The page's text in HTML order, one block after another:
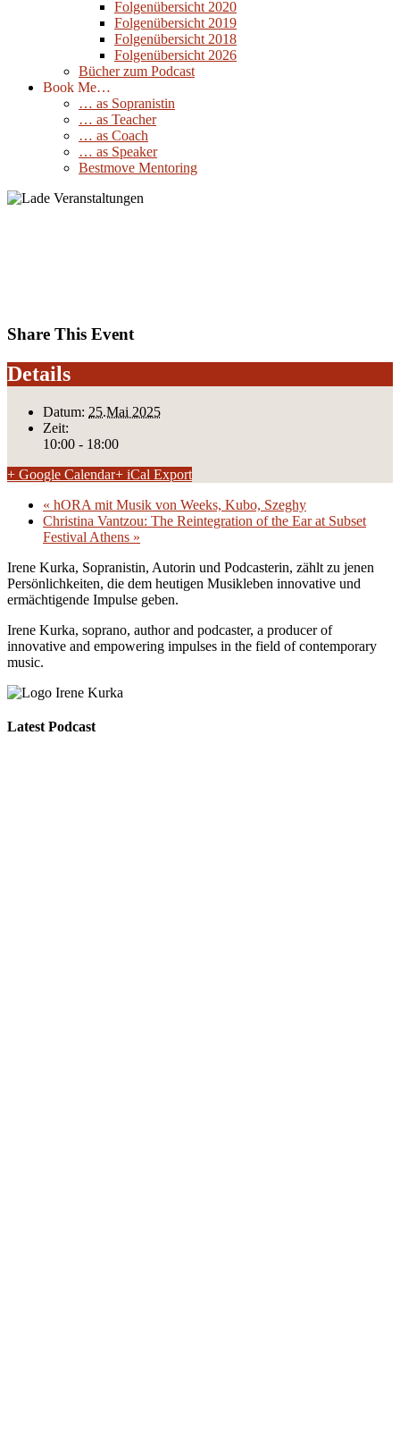
Folgenübersicht 2020
Folgenübersicht 2019
Folgenübersicht 2018
Folgenübersicht 2026
Bücher zum Podcast
Book Me…
… as Sopranistin
… as Teacher
… as Coach
… as Speaker
Bestmove Mentoring
Share This Event
Details
Datum: 25.Mai 2025
Zeit:
10:00 - 18:00
+ Google Calendar+ iCal Export
« hORA mit Musik von Weeks, Kubo, Szeghy
Christina Vantzou: The Reintegration of the Ear at Subset
Festival Athens »
Irene Kurka, Sopranistin, Autorin und Podcasterin, zählt zu jenen
Persönlichkeiten, die dem heutigen Musikleben innovative und
ermächtigende Impulse geben.
Irene Kurka, soprano, author and podcaster, a producer of
innovative and empowering impulses in the field of contemporary
music.
Latest Podcast